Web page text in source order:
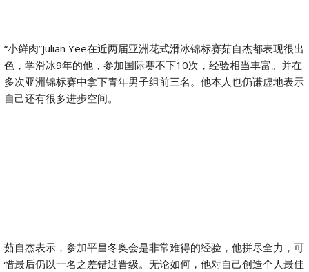
“小鲜肉”Julian Yee在近两届亚洲花式滑冰锦标赛茹自杰都表现很出
色，学滑冰9年的他，参加国际赛不下10次，经验相当丰富。并在
多次亚洲锦标赛中拿下青年男子组前三名。他本人也仍谦虚地表示
自己还有很多进步空间。
茹自杰表示，参加平昌冬奥会是非常难得的经验，他拼尽全力，可
惜最后仍以一名之差错过晋级。无论如何，他对自己创造个人最佳